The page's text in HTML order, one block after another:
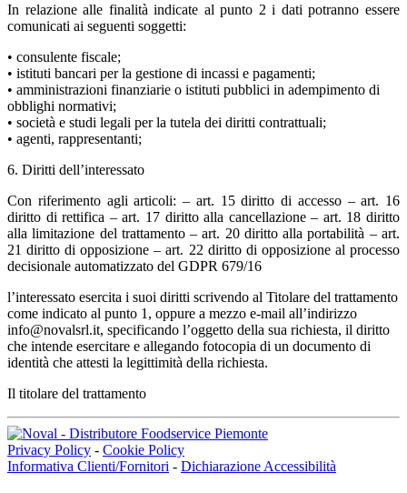
In relazione alle finalità indicate al punto 2 i dati potranno essere
comunicati ai seguenti soggetti:
• consulente fiscale;
• istituti bancari per la gestione di incassi e pagamenti;
• amministrazioni finanziarie o istituti pubblici in adempimento di
obblighi normativi;
• società e studi legali per la tutela dei diritti contrattuali;
• agenti, rappresentanti;
6. Diritti dell’interessato
Con riferimento agli articoli: – art. 15 diritto di accesso – art. 16
diritto di rettifica – art. 17 diritto alla cancellazione – art. 18 diritto
alla limitazione del trattamento – art. 20 diritto alla portabilità – art.
21 diritto di opposizione – art. 22 diritto di opposizione al processo
decisionale automatizzato del GDPR 679/16
l’interessato esercita i suoi diritti scrivendo al Titolare del trattamento
come indicato al punto 1, oppure a mezzo e-mail all’indirizzo
info@novalsrl.it, specificando l’oggetto della sua richiesta, il diritto
che intende esercitare e allegando fotocopia di un documento di
identità che attesti la legittimità della richiesta.
Il titolare del trattamento
Privacy Policy - Cookie Policy
Informativa Clienti/Fornitori - Dichiarazione Accessibilità